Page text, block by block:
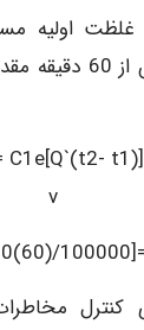
میلیون باشد پس
C1e[Q`(t2- t1)]
v
کنترل